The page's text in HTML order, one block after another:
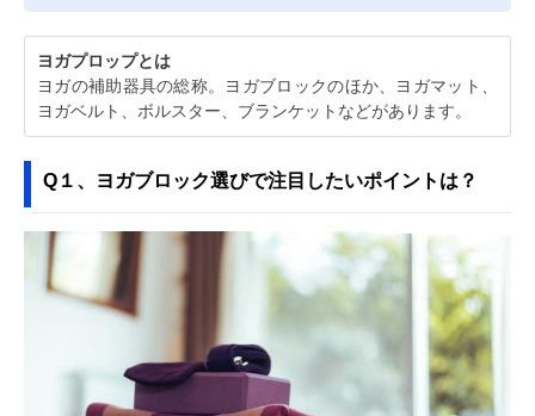
ヨガプロップとは
ヨガの補助器具の総称。ヨガブロックのほか、ヨガマット、
ヨガベルト、ボルスター、ブランケットなどがあります。
Q１、ヨガブロック選びで注目したいポイントは？